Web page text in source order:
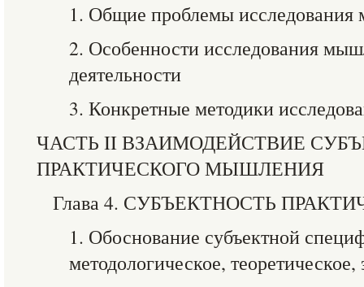
1. Общие проблемы
2. Особенности исследования
деятельности
3. Конкретные методики
ЧАСТЬ II ВЗАИМОДЕЙСТВИЕ
ПРАКТИЧЕСКОГО МЫШЛЕНИЯ
Глава 4. СУБЪЕКТНОСТЬ
1. Обоснование субъектной
методологическое,